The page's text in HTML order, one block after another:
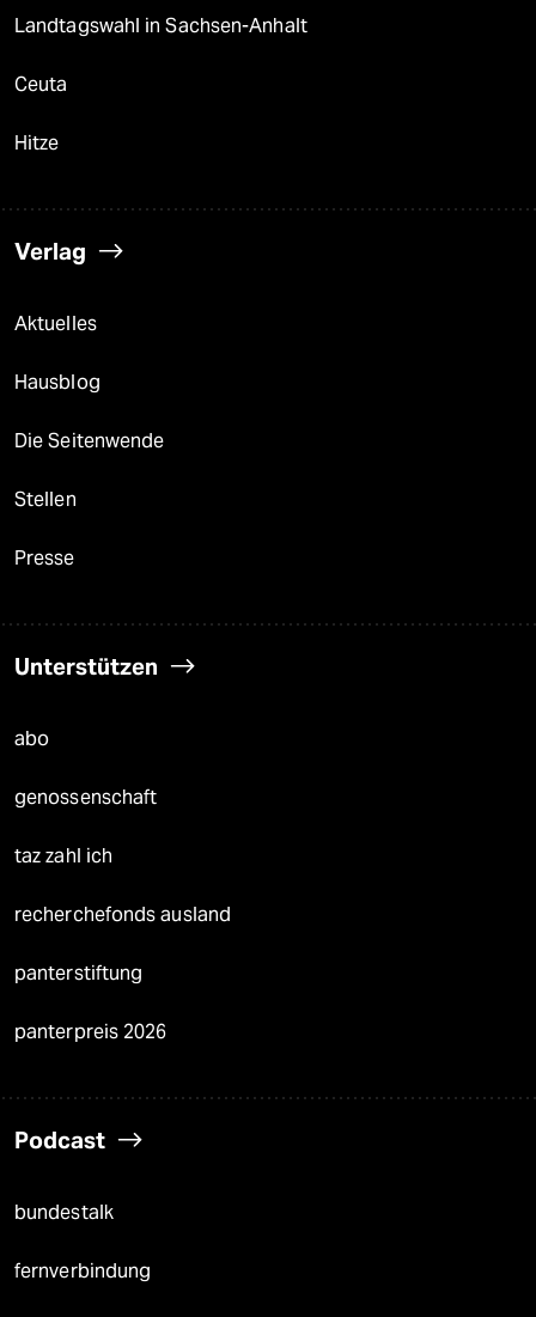
Landtagswahl in Sachsen-Anhalt
Ceuta
Hitze
Verlag
Aktuelles
Hausblog
Die Seitenwende
Stellen
Presse
Unterstützen
abo
genossenschaft
taz zahl ich
recherchefonds ausland
panterstiftung
panterpreis 2026
Podcast
bundestalk
fernverbindung